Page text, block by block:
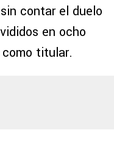
contar el duelo
en ocho
titular.